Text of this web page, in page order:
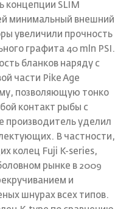
концепции SLIM
минимальный внешний
увеличили прочность
графита 40 mln PSI.
бланков наряду с
части Pike Age
позволяющую тонко
контакт рыбы с
производитель уделил
В частности,
колец Fuji K-series,
рынке в 2009
и
шнурах всех типов.